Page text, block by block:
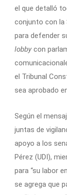
el que detalló
conjunto con la
para defender
lobby con
el Tribunal
sea aprobado
Según el
juntas de
apoyo a los
Pérez (UDI),
para “su labor
se agrega que